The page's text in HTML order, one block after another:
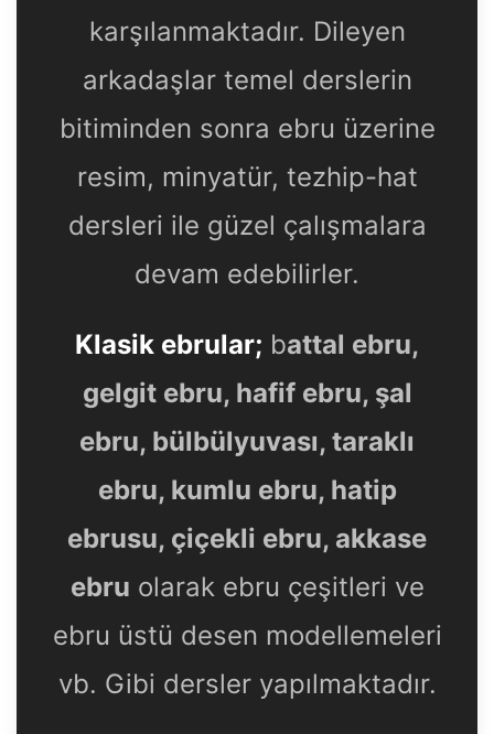
karşılanmaktadır. Dileyen
arkadaşlar temel derslerin
bitiminden sonra ebru üzerine
resim, minyatür, tezhip-hat
dersleri ile güzel çalışmalara
devam edebilirler.
Klasik ebrular; battal ebru,
gelgit ebru, hafif ebru, şal
ebru, bülbülyuvası, taraklı
ebru, kumlu ebru, hatip
ebrusu, çiçekli ebru, akkase
ebru olarak ebru çeşitleri ve
ebru üstü desen modellemeleri
vb. Gibi dersler yapılmaktadır.